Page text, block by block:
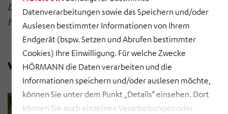
Datenverarbeitungen sowie das Speichern und/oder
Auslesen bestimmter Informationen von Ihrem
Endgerät (bspw. Setzen und Abrufen bestimmter
Cookies) Ihre Einwilligung. Für welche Zwecke
HÖRMANN die Daten verarbeiten und die
Informationen speichern und/oder auslesen möchte,
können Sie unter dem Punkt „Details“ einsehen. Dort
können Sie auch einzelnen Verarbeitungen oder
Danke an alle Wanderer des HBP - Wandertrupps – ihr
habt das großartig gemacht!